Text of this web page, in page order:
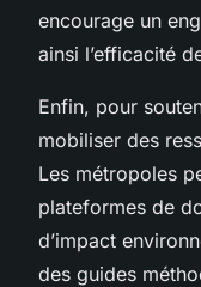
encourage un
ainsi l’efficacité
Enfin, pour
mobiliser des
Les métropoles
plateformes de
d’impact
des guides